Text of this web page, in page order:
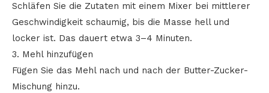
Schläfen Sie die Zutaten mit einem Mixer bei mittlerer
Geschwindigkeit schaumig, bis die Masse hell und
locker ist. Das dauert etwa 3–4 Minuten.
3. Mehl hinzufügen
Fügen Sie das Mehl nach und nach der Butter-Zucker-
Mischung hinzu.